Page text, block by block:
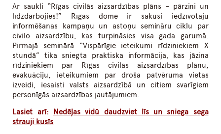
Ar saukli “Rīgas civilās aizsardzības plāns – pārzini un
līdzdarbojies!” Rīgas dome ir sākusi iedzīvotāju
informēšanas kampaņu un astoņu semināru ciklu par
civilo aizsardzību, kas turpināsies visa gada garumā.
Pirmajā seminārā “Vispārīgie ieteikumi rīdziniekiem X
stundā” tika sniegta praktiska informācija, kas jāzina
rīdziniekiem par Rīgas civilās aizsardzības plānu,
evakuāciju, ieteikumiem par droša patvēruma vietas
izveidi, iesaisti valsts aizsardzībā un citiem svarīgiem
personīgās aizsardzības jautājumiem.
Lasiet arī:
Nedēļas vidū daudzviet līs un sniega sega
strauji kusīs